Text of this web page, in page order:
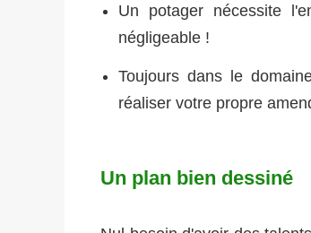
Un potager nécessite
négligeable !
Toujours dans le
réaliser votre propre
Un plan bien dessiné